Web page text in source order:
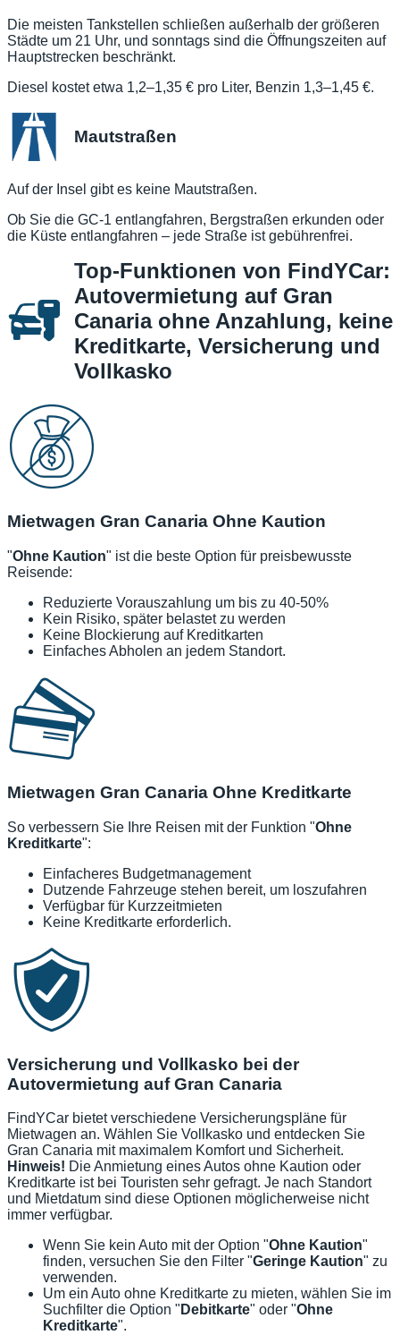
Die meisten Tankstellen schließen außerhalb der größeren
Städte um 21 Uhr, und sonntags sind die Öffnungszeiten auf
Hauptstrecken beschränkt.
Diesel kostet etwa 1,2–1,35 € pro Liter, Benzin 1,3–1,45 €.
Mautstraßen
Auf der Insel gibt es keine Mautstraßen.
Ob Sie die GC-1 entlangfahren, Bergstraßen erkunden oder
die Küste entlangfahren – jede Straße ist gebührenfrei.
Top-Funktionen von FindYCar:
Autovermietung auf Gran
Canaria ohne Anzahlung, keine
Kreditkarte, Versicherung und
Vollkasko
Mietwagen Gran Canaria Ohne Kaution
"Ohne Kaution" ist die beste Option für preisbewusste
Reisende:
Reduzierte Vorauszahlung um bis zu 40-50%
Kein Risiko, später belastet zu werden
Keine Blockierung auf Kreditkarten
Einfaches Abholen an jedem Standort.
Mietwagen Gran Canaria Ohne Kreditkarte
So verbessern Sie Ihre Reisen mit der Funktion "Ohne
Kreditkarte":
Einfacheres Budgetmanagement
Dutzende Fahrzeuge stehen bereit, um loszufahren
Verfügbar für Kurzzeitmieten
Keine Kreditkarte erforderlich.
Versicherung und Vollkasko bei der
Autovermietung auf Gran Canaria
FindYCar bietet verschiedene Versicherungspläne für
Mietwagen an. Wählen Sie Vollkasko und entdecken Sie
Gran Canaria mit maximalem Komfort und Sicherheit.
Hinweis! Die Anmietung eines Autos ohne Kaution oder
Kreditkarte ist bei Touristen sehr gefragt. Je nach Standort
und Mietdatum sind diese Optionen möglicherweise nicht
immer verfügbar.
Wenn Sie kein Auto mit der Option "Ohne Kaution"
finden, versuchen Sie den Filter "Geringe Kaution" zu
verwenden.
Um ein Auto ohne Kreditkarte zu mieten, wählen Sie im
Suchfilter die Option " Debitkarte" oder "Ohne
Kreditkarte".